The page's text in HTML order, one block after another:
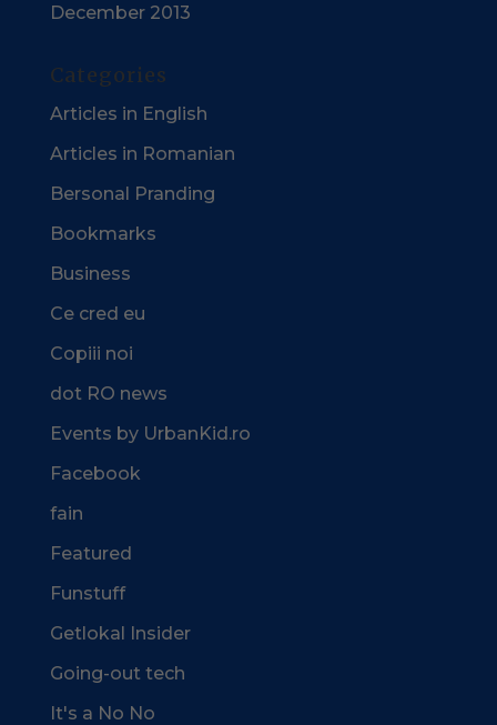
December 2013
Categories
Articles in English
Articles in Romanian
Bersonal Pranding
Bookmarks
Business
Ce cred eu
Copiii noi
dot RO news
Events by UrbanKid.ro
Facebook
fain
Featured
Funstuff
Getlokal Insider
Going-out tech
It's a No No